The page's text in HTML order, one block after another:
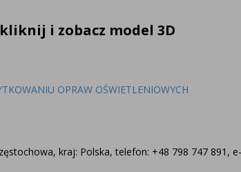
kliknij i zobacz model 3D
OPRAW OŚWIETLENIOWYCH
kraj: Polska, telefon: +48 798 747 891,